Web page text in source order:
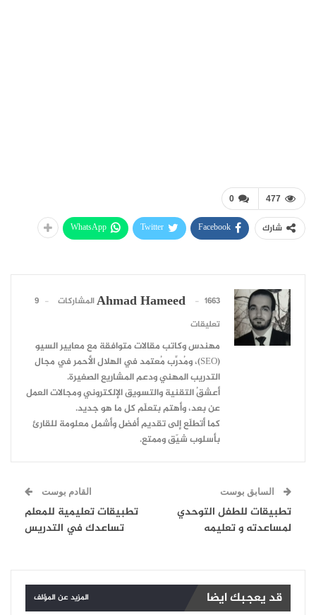
0 477
شارك Facebook
Twitter
WhatsApp
Ahmad Hameed 1663 المشاركات
9
تعليقات
مهندس وكاتب مقالات متوافقة مع معايير السيو
(SEO)، ومُدرِّب مُعتمد في الهلال الأحمر في مجال
التدريب المهني ودعم المشاريع الصغيرة.
أعشقُ التقنية والتسويق الإلكتروني ومجالات العمل
عن بعد، وأهتم بتعلّم كل ما هو جديد.
كما أتطلّع إلى تقديم أفضل وأشمل معلومة للقارئ
بأسلوب شيّق وممتع.
السابق بوست
تطبيقات للطفل التوحدي
لمساعدته و تعليمه
القادم بوست
تطبيقات تعليمية للمعلم
تساعدك في التدريس
قد يعجبك ايضا المزيد عن المؤلف